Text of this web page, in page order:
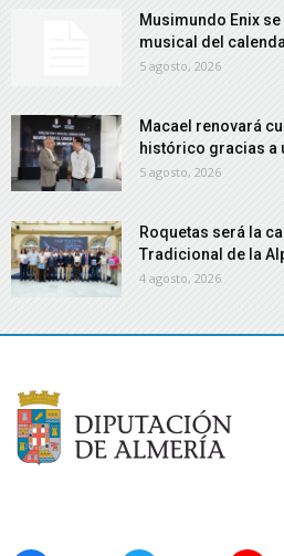
Musimundo Enix
musical del
5 agosto, 2026
Macael renovará
histórico gracias a
5 agosto, 2026
Roquetas será la
Tradicional de la
4 agosto, 2026